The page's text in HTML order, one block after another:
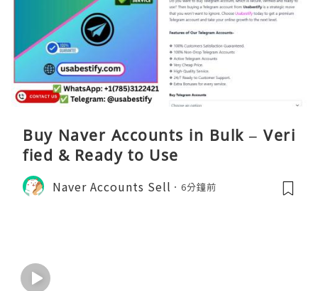
Buy Naver Accounts in Bulk – Veri
fied & Ready to Use
Naver Accounts Sell 6分鐘前